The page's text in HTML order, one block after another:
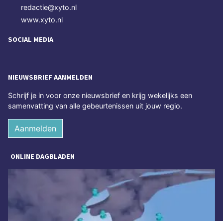
redactie@xyto.nl
www.xyto.nl
SOCIAL MEDIA
NIEUWSBRIEF AANMELDEN
Schrijf je in voor onze nieuwsbrief en krijg wekelijks een
samenvatting van alle gebeurtenissen uit jouw regio.
Aanmelden
ONLINE DAGBLADEN